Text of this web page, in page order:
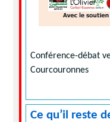
Conférence-débat
Courcouronnes
Ce qu’il reste